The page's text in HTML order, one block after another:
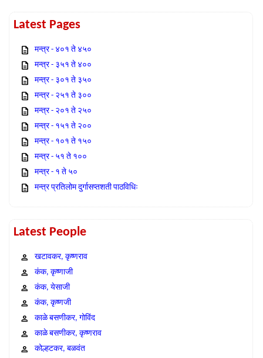
Latest Pages
मन्त्र - ४०१ ते ४५०
मन्त्र - ३५१ ते ४००
मन्त्र - ३०१ ते ३५०
मन्त्र - २५१ ते ३००
मन्त्र - २०१ ते २५०
मन्त्र - १५१ ते २००
मन्त्र - १०१ ते १५०
मन्त्र - ५१ ते १००
मन्त्र - १ ते ५०
मन्त्र प्रतिलोम दुर्गासप्तशती पाठविधिः
Latest People
खटावकर, कृष्णराव
कंक, कृष्णाजी
कंक, येसाजी
कंक, कृष्णजी
काळे बसणीकर, गोविंद
काळे बसणीकर, कृष्णराव
कोल्हटकर, बळवंत